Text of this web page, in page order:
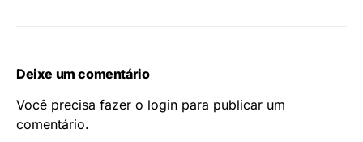
Deixe um comentário
Você precisa fazer o login para publicar um
comentário.